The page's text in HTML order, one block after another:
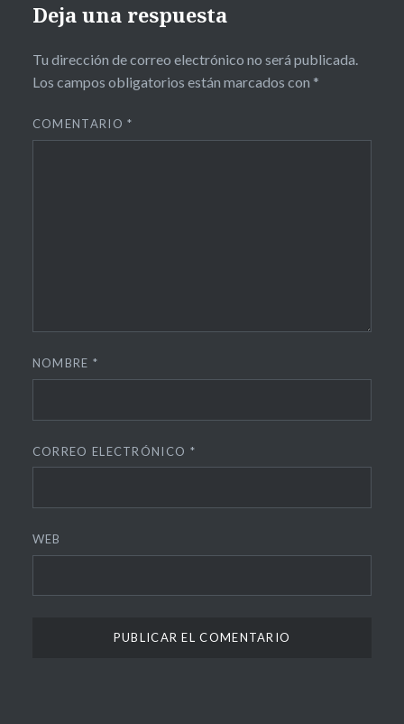
Deja una respuesta
Tu dirección de correo electrónico no será publicada.
Los campos obligatorios están marcados con *
COMENTARIO*
NOMBRE *
CORREO ELECTRÓNICO *
WEB